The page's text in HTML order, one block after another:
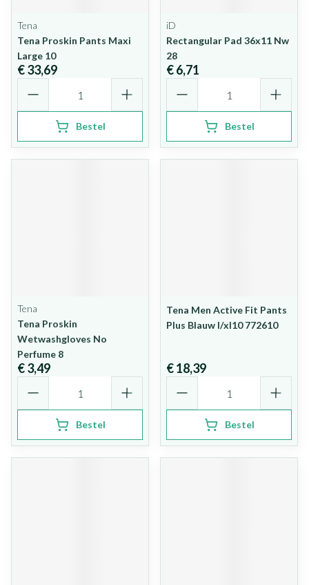
Tena
Tena Proskin Pants Maxi
Large 10
€ 33,69
Bestel
iD
Rectangular Pad 36x11 Nw
28
€ 6,71
Bestel
Tena
Tena Proskin
Wetwashgloves No
Perfume 8
€ 3,49
Bestel
Tena Men Active Fit Pants
Plus Blauw l/xl10 772610
€ 18,39
Bestel